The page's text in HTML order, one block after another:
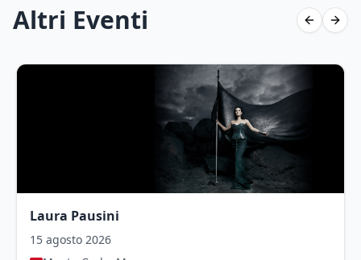
Altri Eventi Previous
Laura Pausini
15 agosto 2026